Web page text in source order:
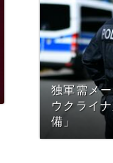
独軍需メ
ウクライ
備」